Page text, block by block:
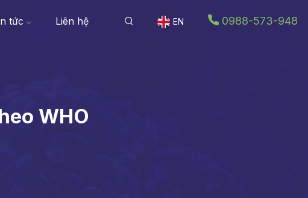
tức Liên hệ EN 0988-573-948
WHO